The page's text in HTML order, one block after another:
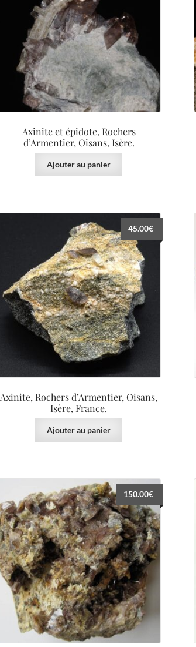
Axinite et épidote, Rochers
d’Armentier, Oisans, Isère.
Ajouter au panier
Axinite, Rochers d’Armentier, Oisans,
Isère, France.
45.00€
Ajouter au panier
150.00€